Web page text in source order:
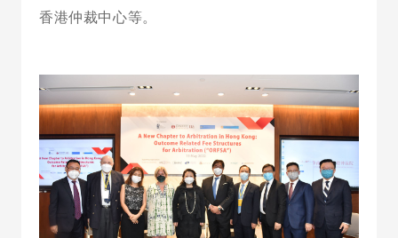
香港仲裁中心等。